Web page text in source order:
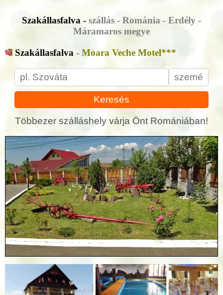
Szakállasfalva - szállás - Románia - Erdély -
Máramaros megye
Szakállasfalva - Moara Veche Motel***
Keresés
Többezer szálláshely várja Önt Romániában!